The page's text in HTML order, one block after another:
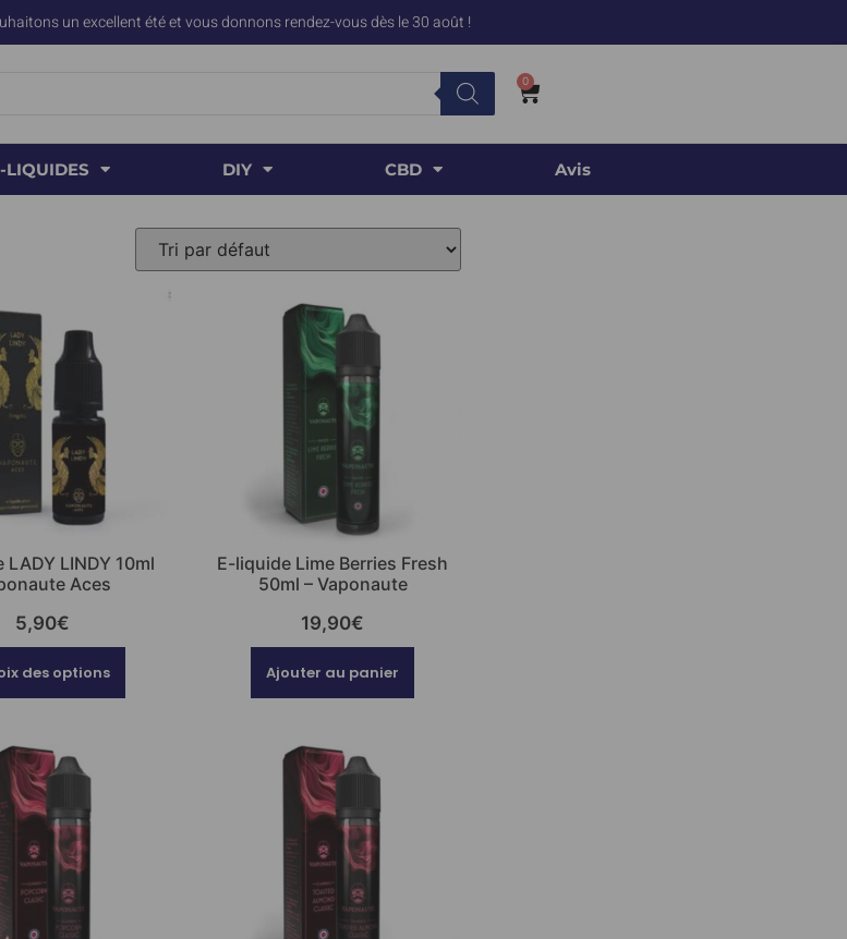
un excellent été et vous donnons rendez-vous dès le 30 août !
0
LIQUIDES DIY CBD Avis
LADY LINDY 10ml
Aces
5,90€
des options
E-liquide Lime Berries Fresh
50ml – Vaponaute
19,90€
Ajouter au panier